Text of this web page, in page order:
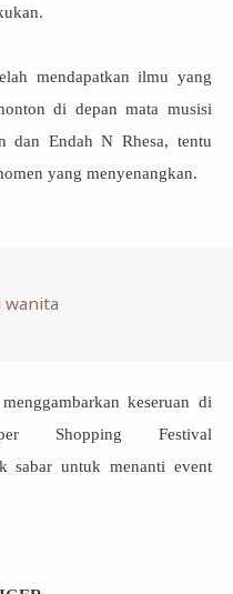
mendapatkan ilmu yang
di depan mata musisi
dan Endah N Rhesa, tentu
yang menyenangkan.
keseruan di
Shopping Festival
sabar untuk menanti event